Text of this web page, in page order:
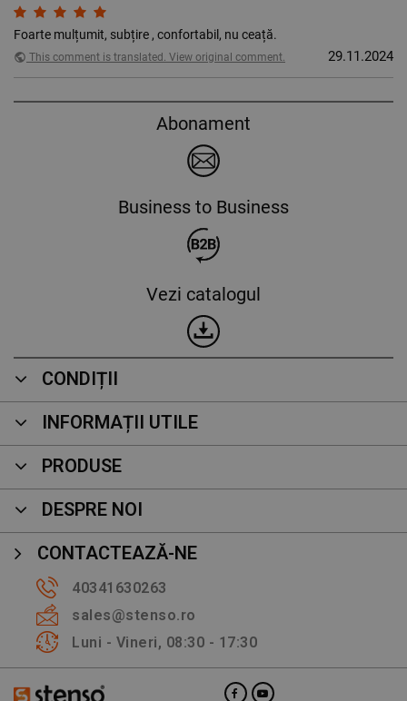
Foarte mulțumit, subțire , confortabil, nu ceață.
public This comment is translated. View original comment. 29.11.2024
Abonament
Business to Business
Vezi catalogul
CONDIȚII
INFORMAȚII UTILE
PRODUSE
DESPRE NOI
CONTACTEAZĂ-NE
40341630263
sales@stenso.ro
Luni - Vineri, 08:30 - 17:30